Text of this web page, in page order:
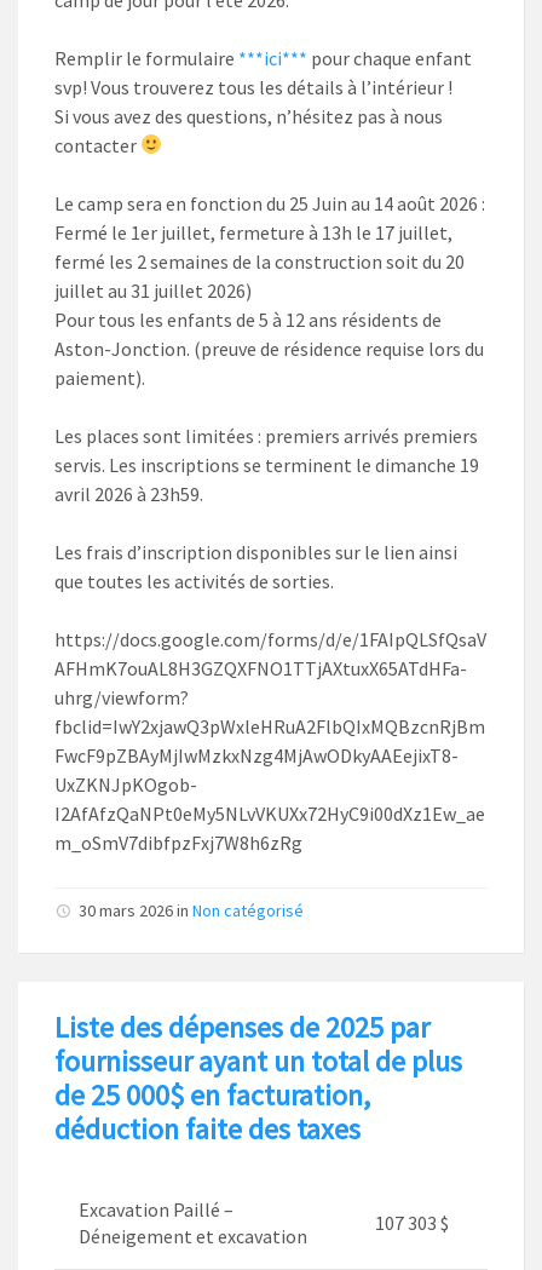
Remplir le formulaire ***ici*** pour chaque enfant
svp! Vous trouverez tous les détails à l’intérieur !
Si vous avez des questions, n’hésitez pas à nous
contacter
Le camp sera en fonction du 25 Juin au 14 août 2026 :
Fermé le 1er juillet, fermeture à 13h le 17 juillet,
fermé les 2 semaines de la construction soit du 20
juillet au 31 juillet 2026)
Pour tous les enfants de 5 à 12 ans résidents de
Aston-Jonction. (preuve de résidence requise lors du
paiement).
Les places sont limitées : premiers arrivés premiers
servis. Les inscriptions se terminent le dimanche 19
avril 2026 à 23h59.
Les frais d’inscription disponibles sur le lien ainsi
que toutes les activités de sorties.
https://docs.google.com/forms/d/e/1FAIpQLSfQsaV
AFHmK7ouAL8H3GZQXFNO1TTjAXtuxX65ATdHFa-
uhrg/viewform?
fbclid=IwY2xjawQ3pWxleHRuA2FlbQIxMQBzcnRjBm
FwcF9pZBAyMjIwMzkxNzg4MjAwODkyAAEejixT8-
UxZKNJpKOgob-
I2AfAfzQaNPt0eMy5NLvVKUXx72HyC9i00dXz1Ew_ae
m_oSmV7dibfpzFxj7W8h6zRg
30 mars 2026in Non catégorisé
Liste des dépenses de 2025 par
fournisseur ayant un total de plus
de 25 000$ en facturation,
déduction faite des taxes
Excavation Paillé –
Déneigement et excavation
107 303 $